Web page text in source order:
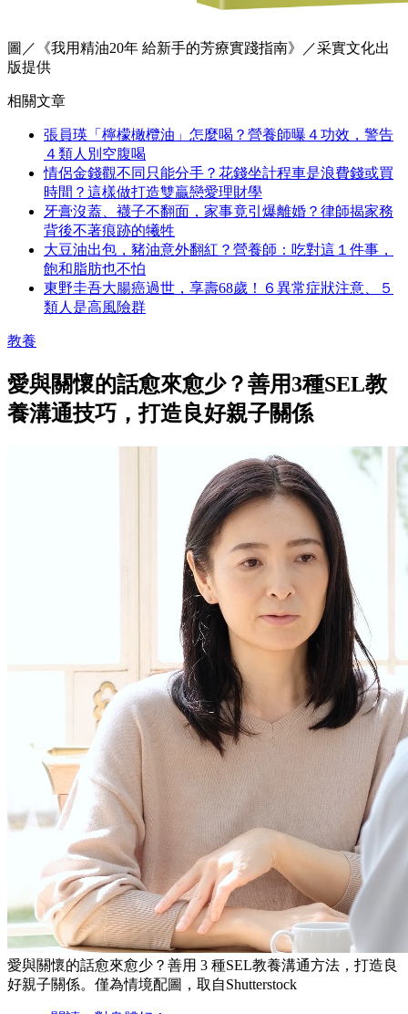
圖／《我用精油20年 給新手的芳療實踐指南》／采實文化出
版提供
相關文章
張員瑛「檸檬橄欖油」怎麼喝？營養師曝４功效，警告
４類人別空腹喝
情侶金錢觀不同只能分手？花錢坐計程車是浪費錢或買
時間？這樣做打造雙贏戀愛理財學
牙膏沒蓋、襪子不翻面，家事竟引爆離婚？律師揭家務
背後不著痕跡的犧牲
大豆油出包，豬油意外翻紅？營養師：吃對這１件事，
飽和脂肪也不怕
東野圭吾大腸癌過世，享壽68歲！６異常症狀注意、５
類人是高風險群
教養
愛與關懷的話愈來愈少？善用3種SEL教
養溝通技巧，打造良好親子關係
愛與關懷的話愈來愈少？善用 3 種SEL教養溝通方法，打造良
好親子關係。僅為情境配圖，取自Shutterstock